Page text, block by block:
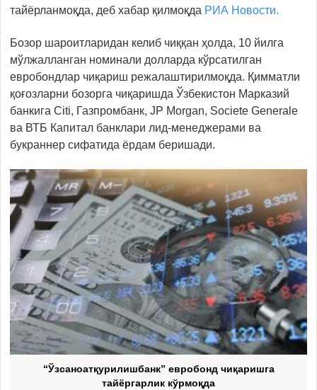
тайёрланмоқда, деб хабар қилмоқда РИА Новости.
Бозор шароитларидан келиб чиққан ҳолда, 10 йилга
мўлжалланган номинали долларда кўрсатилган
евробондлар чиқариш режалаштирилмоқда. Қимматли
қоғозларни бозорга чиқаришда Ўзбекистон Марказий
банкига Citi, Газпромбанк, JP Morgan, Societe Generale
ва ВТБ Капитал банклари лид-менеджерами ва
букраннер сифатида ёрдам беришади.
“Ўзсаноатқурилишбанк” евробонд чиқаришга
тайёргарлик кўрмоқда